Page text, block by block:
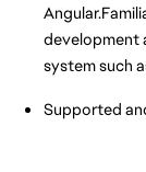
development
system such
Supported